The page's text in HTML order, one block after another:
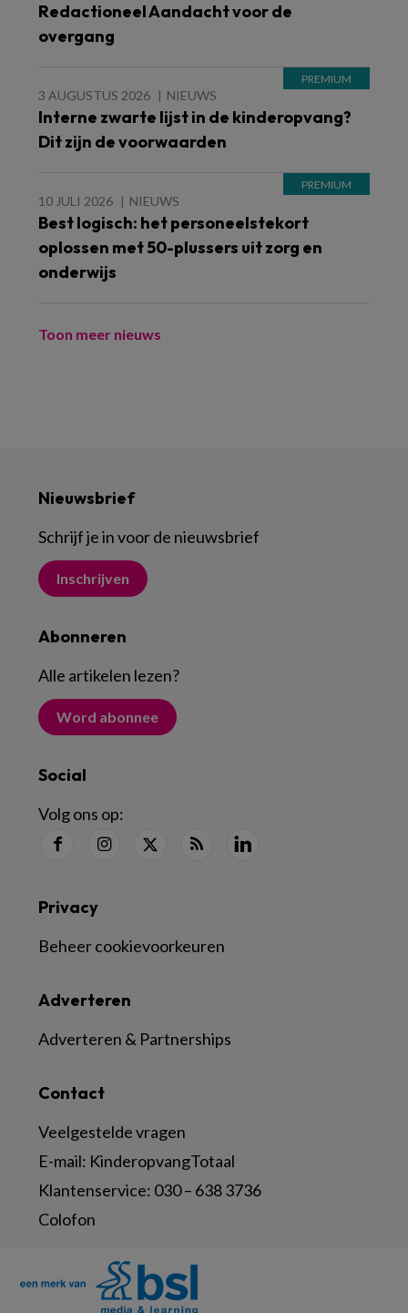
Redactioneel Aandacht voor de
overgang
3 AUGUSTUS 2026 NIEUWS
Interne zwarte lijst in de kinderopvang?
Dit zijn de voorwaarden
10 JULI 2026 NIEUWS
Best logisch: het personeelstekort
oplossen met 50-plussers uit zorg en
onderwijs
Toon meer nieuws
Nieuwsbrief
Schrijf je in voor de nieuwsbrief
Inschrijven
Abonneren
Alle artikelen lezen?
Word abonnee
Social
Volg ons op:
Contact
Veelgestelde vragen
E-mail: KinderopvangTotaal
Klantenservice: 030 – 638 3736
Colofon
Adverteren
Adverteren & Partnerships
Privacy
Beheer cookievoorkeuren